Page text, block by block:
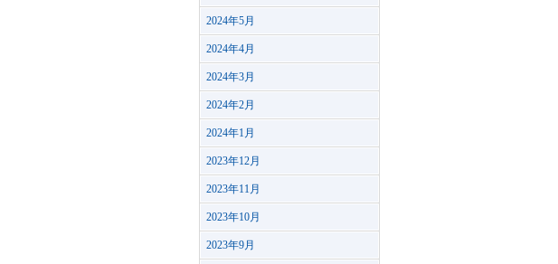
2024年5月
2024年4月
2024年3月
2024年2月
2024年1月
2023年12月
2023年11月
2023年10月
2023年9月